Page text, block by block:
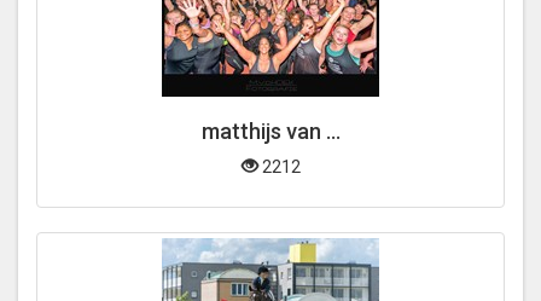
matthijs van ...
2212